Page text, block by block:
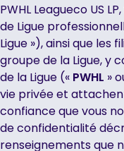
PWHL Leagueco US
de Ligue
Ligue »), ainsi que les
groupe de la Ligue, y
de la Ligue (« PWHL »
vie privée et
confiance que vous
de confidentialité
renseignements que